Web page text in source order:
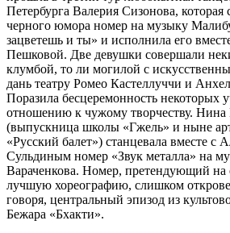
Петербурга Валерия Сизонова,
черного юмора номер на музыку
зацветешь и ты» и исполнила его
Пешковой. Две девушки совершали
клумбой, то ли могилой с
дань театру Ромео Кастеллуччи и
Поразила бесцеремонность некоторых
отношению к чужому творчеству. Нина
(выпускница школы «Гжель» и ныне
«Русский балет») станцевала вместе с
Сульдиным номер «Звук металла» на
Вараченкова. Номер, претендующий на
лучшую хореографию, слишком
говоря, центральный эпизод из
Бежара «Бхакти».